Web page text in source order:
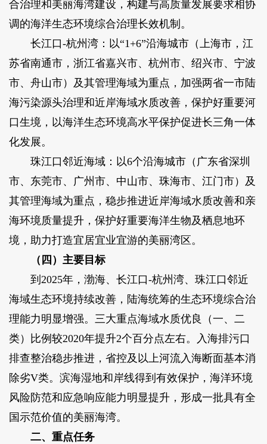
合治理和美丽海湾建设，构建与高质量发展要求相协
调的海洋生态环境综合治理长效机制。
长江口-杭州湾：以“1+6”沿海城市（上海市，江
苏省南通市，浙江省嘉兴市、杭州市、绍兴市、宁波
市、舟山市）及其管理海域为重点，加强两省一市陆
海污染源头治理和近岸海域水质改善，保护好重要河
口生境，以海洋生态环境高水平保护促进长三角一体
化发展。
珠江口邻近海域：以6个沿海城市（广东省深圳
市、东莞市、广州市、中山市、珠海市、江门市）及
其管理海域为重点，稳步推进近岸海域水质改善和亲
海环境质量提升，保护好重要海洋生物及栖息地环
境，助力打造宜居宜业宜游的美丽湾区。
（四）主要目标
到2025年，渤海、长江口-杭州湾、珠江口邻近
海域生态环境持续改善，陆海统筹的生态环境综合治
理能力明显增强。三大重点海域水质优良（一、二
类）比例较2020年提升2个百分点左右。入海排污口
排查整治稳步推进，省控及以上河流入海断面基本消
除劣V类。滨海湿地和岸线得到有效保护，海洋环境
风险防范和应急响应能力明显提升，形成一批具有全
国示范价值的美丽海湾。
二、重点任务